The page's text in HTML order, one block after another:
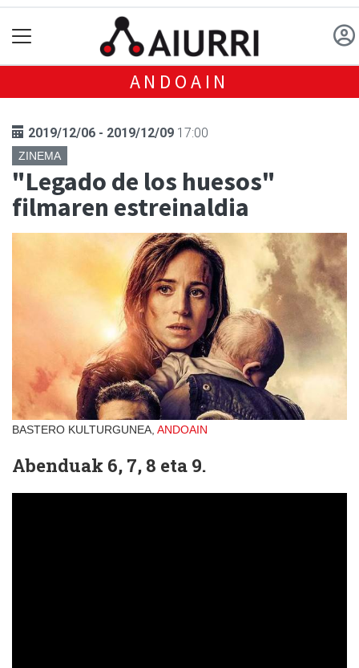
ANDOAIN
2019/12/06 - 2019/12/09 17:00
ZINEMA
"Legado de los huesos"
filmaren estreinaldia
BASTERO KULTURGUNEA, ANDOAIN
Abenduak 6, 7, 8 eta 9.